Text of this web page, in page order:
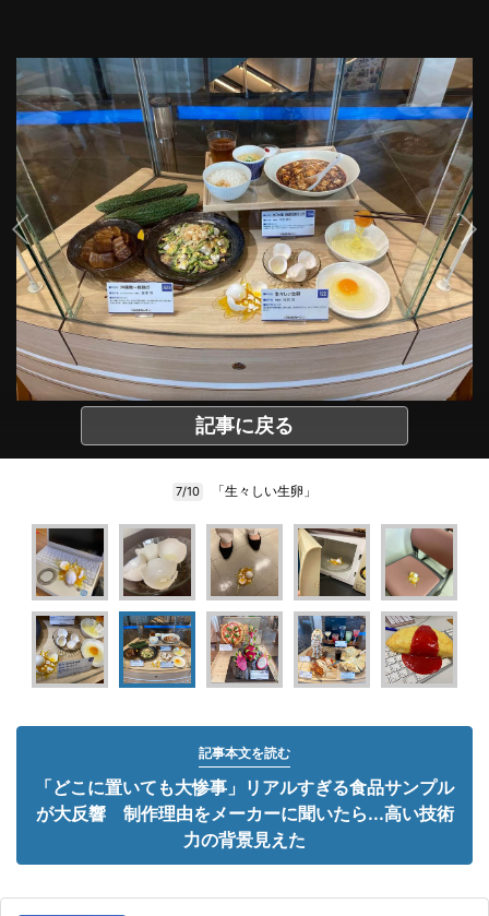
記事に戻る
7/10 「生々しい生卵」
記事本文を読む
「どこに置いても大惨事」リアルすぎる食品サンプル
が大反響 制作理由をメーカーに聞いたら...高い技術
力の背景見えた